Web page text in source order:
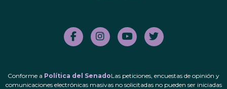
Conforme a Política del SenadoLas peticiones, encuestas de opinión y
comunicaciones electrónicas masivas no solicitadas no pueden ser iniciadas